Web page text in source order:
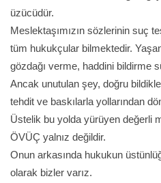
üzücüdür.
Meslektaşımızın sözlerinin suç
tüm hukukçular bilmektedir.
gözdağı verme, haddini bildirme
Ancak unutulan şey, doğru
tehdit ve baskılarla yollarından
Üstelik bu yolda yürüyen değerli
ÖVÜÇ yalnız değildir.
Onun arkasında hukukun
olarak bizler varız.